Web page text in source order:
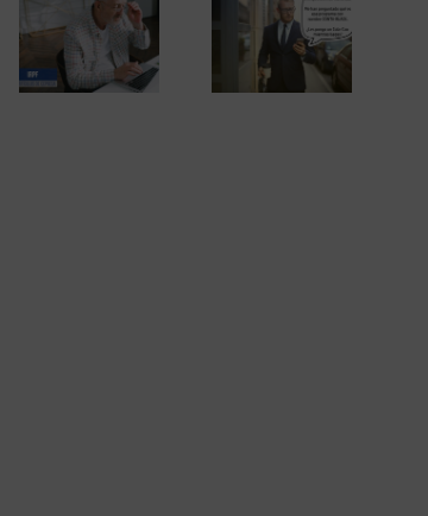
Las inspecciones
por sorpresa en el
domicilio con la
nueva ley contra el
El fraude fiscal (2
de 2)